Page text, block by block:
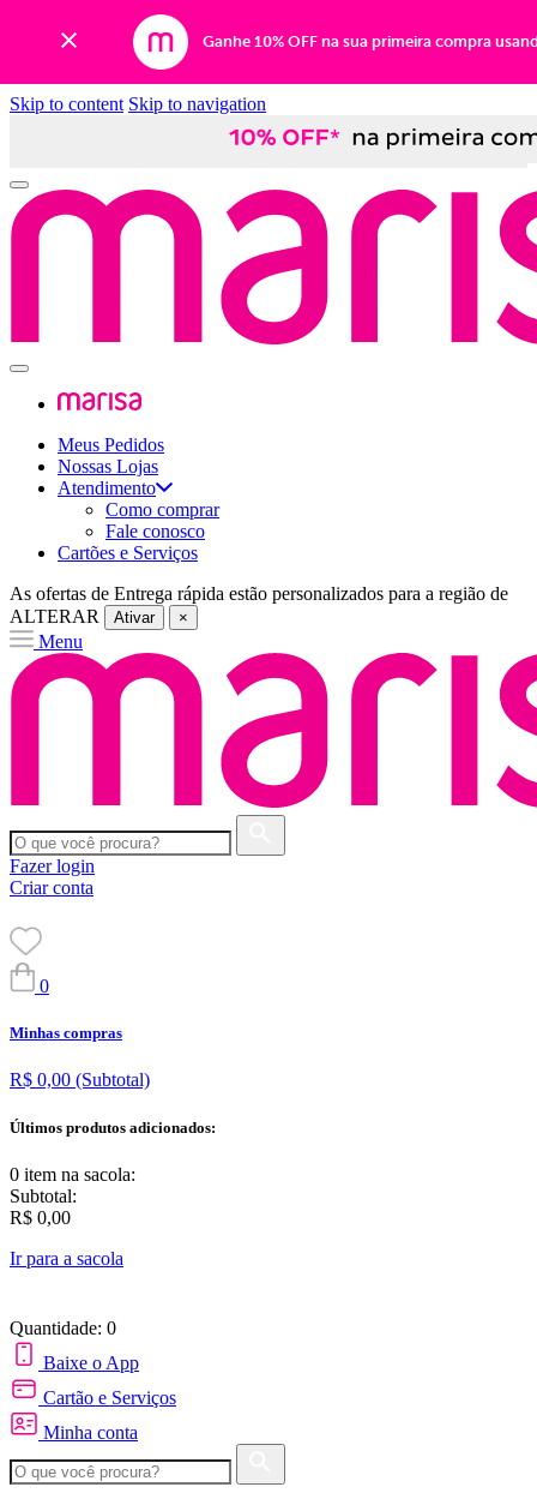
Ganhe 10% OFF na sua primeira compra
Skip to content Skip to navigation
Meus Pedidos
Nossas Lojas
Atendimento
Como comprar
Fale conosco
Cartões e Serviços
As ofertas de Entrega rápida estão personalizados para a região de
ALTERAR
Ativar ×
Menu
Fazer login
Criar conta
0
Minhas compras
R$ 0,00 (Subtotal)
Últimos produtos adicionados:
0 item na sacola:
Subtotal:
R$ 0,00
Ir para a sacola
Quantidade: 0
Baixe o App
Cartão e Serviços
Minha conta